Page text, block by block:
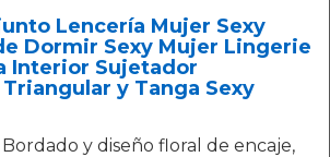
Lencería Mujer Sexy
Dormir Sexy Mujer Lingerie
Interior Sujetador
y Tanga Sexy
y diseño floral de encaje,